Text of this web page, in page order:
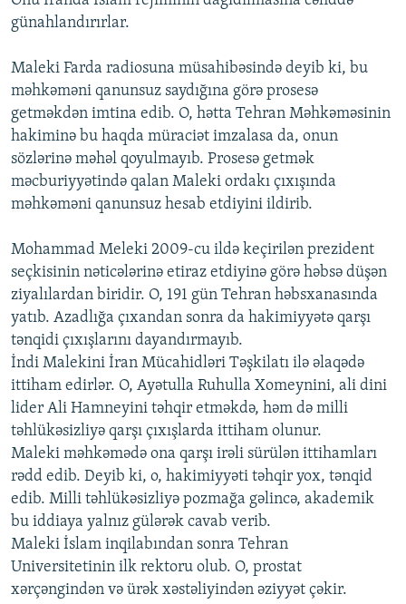
günahlandırırlar.
Maleki Farda radiosuna müsahibəsində deyib ki, bu
məhkəməni qanunsuz saydığına görə prosesə
getməkdən imtina edib. O, hətta Tehran Məhkəməsinin
hakiminə bu haqda müraciət imzalasa da, onun
sözlərinə məhəl qoyulmayıb. Prosesə getmək
məcburiyyətində qalan Maleki ordakı çıxışında
məhkəməni qanunsuz hesab etdiyini ildirib.
Mohammad Meleki 2009-cu ildə keçirilən prezident
seçkisinin nəticələrinə etiraz etdiyinə görə həbsə düşən
ziyalılardan biridir. O, 191 gün Tehran həbsxanasında
yatıb. Azadlığa çıxandan sonra da hakimiyyətə qarşı
tənqidi çıxışlarını dayandırmayıb.
İndi Malekini İran Mücahidləri Təşkilatı ilə əlaqədə
ittiham edirlər. O, Ayətulla Ruhulla Xomeynini, ali dini
lider Ali Hamneyini təhqir etməkdə, həm də milli
təhlükəsizliyə qarşı çıxışlarda ittiham olunur.
Maleki məhkəmədə ona qarşı irəli sürülən ittihamları
rədd edib. Deyib ki, o, hakimiyyəti təhqir yox, tənqid
edib. Milli təhlükəsizliyə pozmağa gəlincə, akademik
bu iddiaya yalnız gülərək cavab verib.
Maleki İslam inqilabından sonra Tehran
Universitetinin ilk rektoru olub. O, prostat
xərçəngindən və ürək xəstəliyindən əziyyət çəkir.